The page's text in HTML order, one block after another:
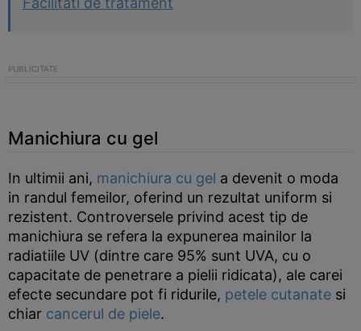
Manichiura cu gel
In ultimii ani, manichiura cu gel a devenit o moda
in randul femeilor, oferind un rezultat uniform si
rezistent. Controversele privind acest tip de
manichiura se refera la expunerea mainilor la
radiatiile UV (dintre care 95% sunt UVA, cu o
capacitate de penetrare a pielii ridicata), ale carei
efecte secundare pot fi ridurile, petele cutanate si
chiar cancerul de piele.